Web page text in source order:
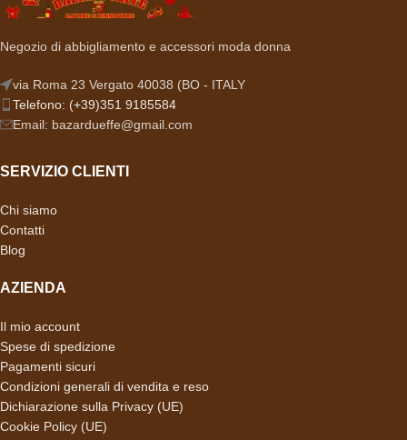
Negozio di abbigliamento e accessori moda donna
via Roma 23 Vergato 40038 (BO - ITALY
Telefono: (+39)351 9185584
Email: bazardueffe@gmail.com
SERVIZIO CLIENTI
Chi siamo
Contatti
Blog
AZIENDA
Il mio account
Spese di spedizione
Pagamenti sicuri
Condizioni generali di vendita e reso
Dichiarazione sulla Privacy (UE)
Cookie Policy (UE)